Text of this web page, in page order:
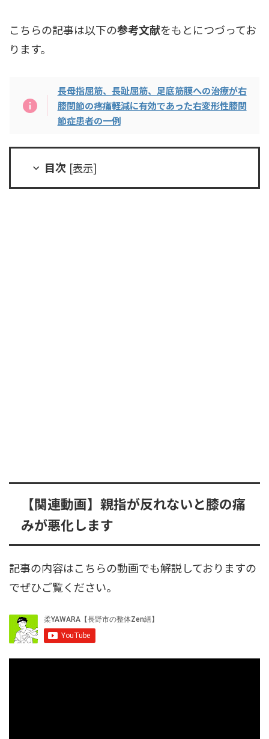
こちらの記事は以下の参考文献をもとにつづってお
ります。
長母指屈筋、長趾屈筋、足底筋膜への治療が右
膝関節の疼痛軽減に有効であった右変形性膝関
節症患者の一例
目次 [表示]
【関連動画】親指が反れないと膝の痛
みが悪化します
記事の内容はこちらの動画でも解説しておりますの
でぜひご覧ください。